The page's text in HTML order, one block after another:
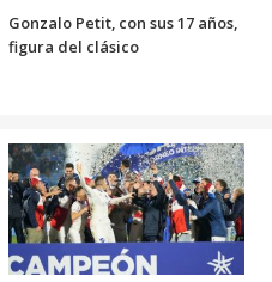
Gonzalo Petit, con sus 17 años,
figura del clásico